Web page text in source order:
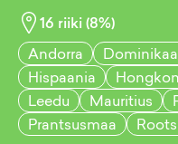
16 riiki (8%)
Andorra
Hispaania
Leedu
Mauritius
Prantsusmaa